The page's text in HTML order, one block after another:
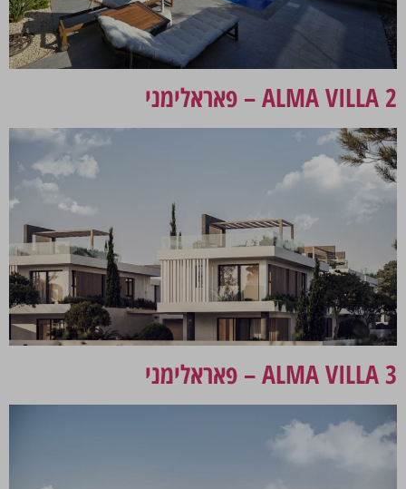
ALMA VILLA 2 – פאראלימני
ALMA VILLA 3 – פאראלימני